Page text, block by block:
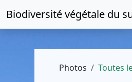
Biodiversité végétale du
Photos Toutes